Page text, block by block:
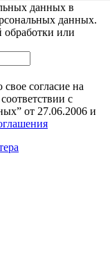
данных в
данных.
обработки или
согласие на
с
от 27.06.2006 и